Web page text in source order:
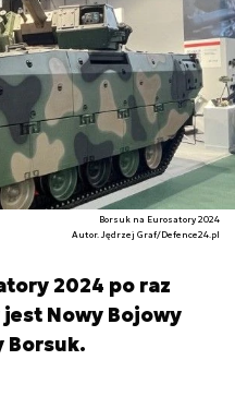
Borsuk na Eurosatory 2024
Autor. Jędrzej Graf/Defence24.pl
2024 po raz
Nowy Bojowy
Borsuk.